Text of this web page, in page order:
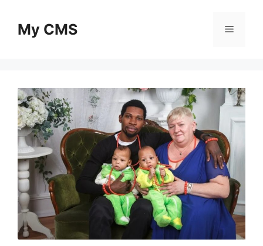
contentMy CMS Menu